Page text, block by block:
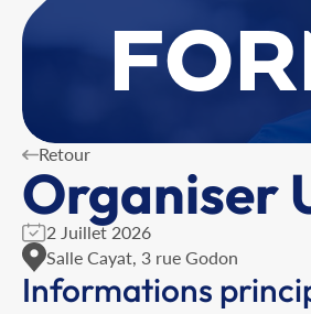
Retour
Organiser
2 Juillet 2026
Salle Cayat, 3 rue Godon
Informations